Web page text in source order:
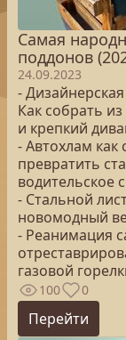
Самая
поддонов
24.09.2023
-
Как собрать
и крепкий
- Автохлам
превратить
водительское
- Стальной
новомодный
- Реанимация
газовой
100 0
Перейти